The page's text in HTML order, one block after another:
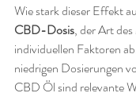
Wie stark dieser Effekt
CBD-Dosis, der Art
individuellen Faktoren
niedrigen Dosierungen
CBD Öl sind relevante